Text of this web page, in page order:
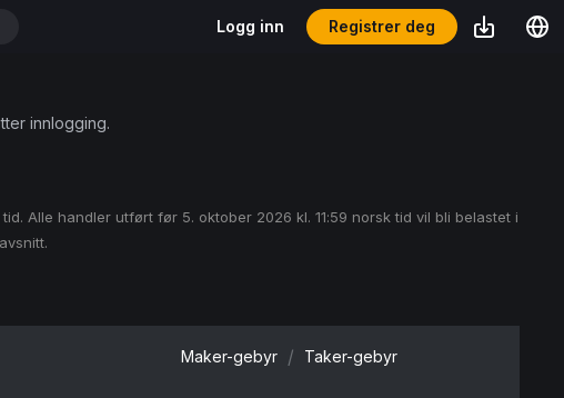
Logg inn Registrer deg
innlogging.
Alle handler utført før 5. oktober 2026 kl. 11:59 norsk tid vil bli belastet i
Maker-gebyr / Taker-gebyr